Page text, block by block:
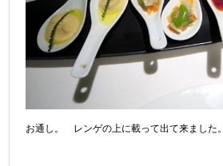
お通し。 レンゲの上に載って出て来ました。